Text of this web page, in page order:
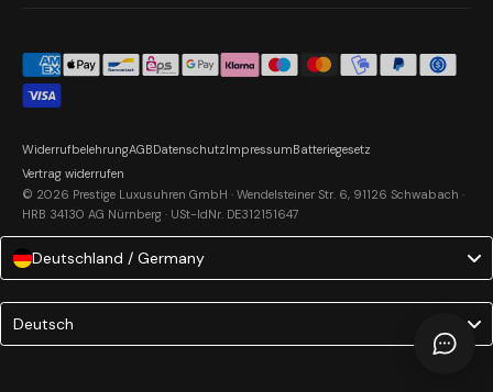
© 2026 Prestige Luxusuhren GmbH · Wendelsteiner Str. 6, 91126 Schwabach ·
HRB 34130 AG Nürnberg · USt-IdNr. DE312151647
WiderrufbelehrungAGBDatenschutzImpressumBatteriegesetz
Vertrag widerrufen
Deutschland / Germany
Language
Deutsch